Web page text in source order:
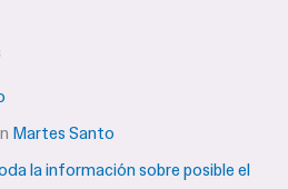
Martes Santo
la información sobre posible el